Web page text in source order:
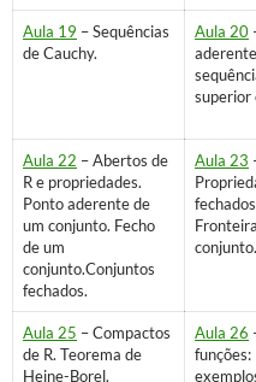
Aula 19 – Sequências
de Cauchy.
Aula 20
superior
Aula 22 – Abertos de
R e propriedades.
Ponto aderente de
um conjunto. Fecho
de um
conjunto.Conjuntos
fechados.
Aula 23
conjunto.
Aula 25 – Compactos
de R. Teorema de
Heine-Borel.
Aula 26
funções: